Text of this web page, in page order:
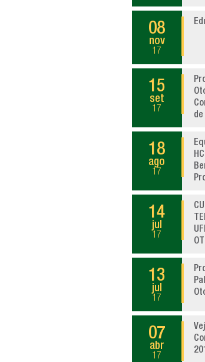
08
nov
17
15
set
17
18
ago
17
14
jul
17
13
jul
17
07
abr
17